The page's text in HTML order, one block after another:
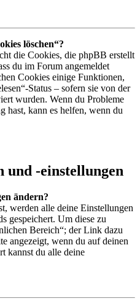
löschen“?
die Cookies, die phpBB erstellt
du im Forum angemeldet
Cookies einige Funktionen,
Status – sofern sie von der
wurden. Wenn du Probleme
hast, kann es helfen, wenn du
und -einstellungen
ändern?
werden alle deine Einstellungen
gespeichert. Um diese zu
Bereich“; der Link dazu
angezeigt, wenn du auf deinen
kannst du alle deine